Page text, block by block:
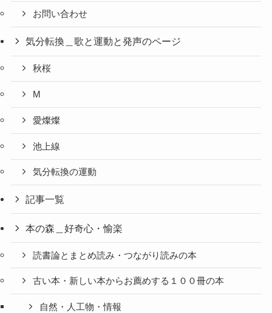
お問い合わせ
気分転換＿歌と運動と発声のページ
秋桜
M
愛燦燦
池上線
気分転換の運動
記事一覧
本の森＿好奇心・愉楽
読書論とまとめ読み・つながり読みの本
古い本・新しい本からお薦めする１００冊の本
自然・人工物・情報